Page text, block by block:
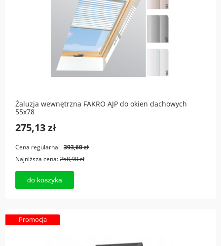
Żaluzja wewnętrzna FAKRO AJP do okien dachowych
55x78
275,13 zł
Cena regularna: 393,60 zł
Najniższa cena:258,90 zł
do koszyka
Promocja